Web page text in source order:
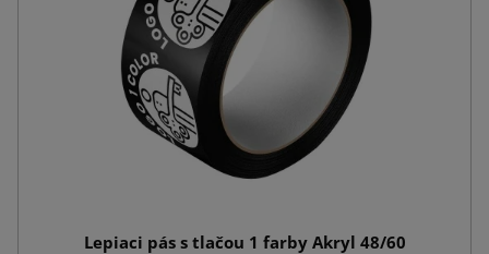
Lepiaci pás s tlačou 1 farby Akryl 48/60